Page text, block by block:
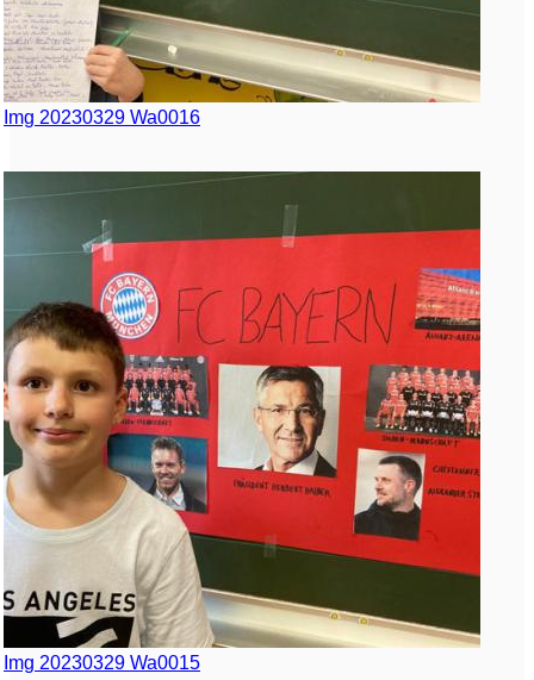
Img 20230329 Wa0016
Img 20230329 Wa0015